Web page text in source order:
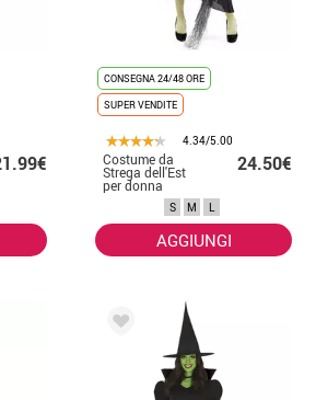
CONSEGNA 24/48 ORE
SUPER VENDITE
4.34/5.00
Costume da
Strega dell'Est
per donna
24.50€
S M L
AGGIUNGI